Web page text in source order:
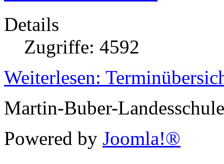
Details
Zugriffe: 4592
Weiterlesen:
Martin-Buber-Landesschule
Powered by Joomla!®